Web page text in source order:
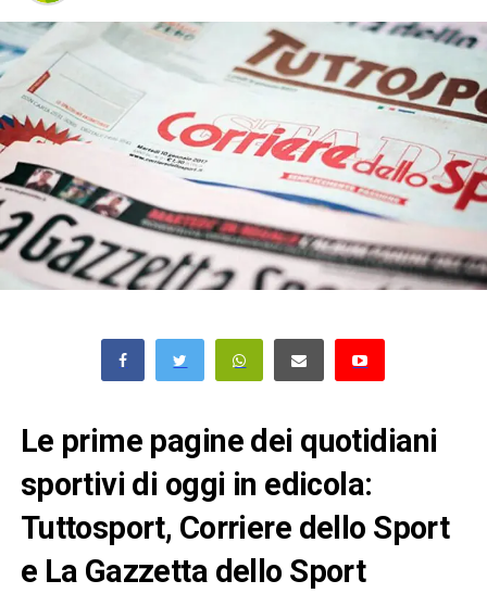
Le prime pagine dei quotidiani
sportivi di oggi in edicola:
Tuttosport, Corriere dello Sport
e La Gazzetta dello Sport